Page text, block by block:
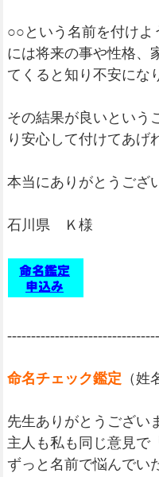
○○という名前を付けよ
には将来の事や性格、
てくると知り不安にな
その結果が良いという
り安心して付けてあげ
本当にありがとうござ
石川県 Ｋ様
命名チェック鑑定 （姓
先生ありがとうござい
主人も私も同じ意見で
ずっと名前で悩んでい